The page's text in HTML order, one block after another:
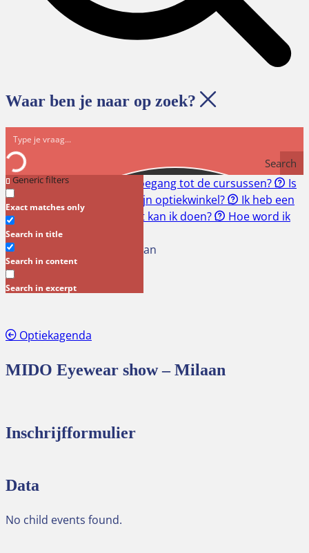
Waar ben je naar op zoek?
Search
Generic filters
Exact matches only
Search in title
Search in content
Search in excerpt
Snel naar: Hoe krijg ik toegang tot de cursussen?
Is
een RI&E verplicht voor mijn optiekwinkel?
Ik heb een
geschil met mijn klant. Wat kan ik doen?
Hoe word ik
lid?
MIDO Eyewear show – Milaan
Optiekagenda
MIDO Eyewear show – Milaan
Inschrijfformulier
Data
No child events found.